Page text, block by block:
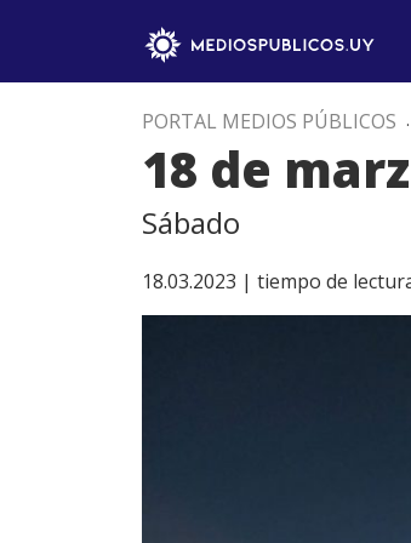
PORTAL MEDIOS PÚBLICOS .
18 de
Sábado
18.03.2023 | tiempo de